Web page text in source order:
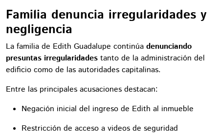
Familia denuncia irregularidades y
negligencia
La familia de Edith Guadalupe continúa denunciando
presuntas irregularidades tanto de la administración del
edificio como de las autoridades capitalinas.
Entre las principales acusaciones destacan:
Negación inicial del ingreso de Edith al inmueble
Restricción de acceso a videos de seguridad